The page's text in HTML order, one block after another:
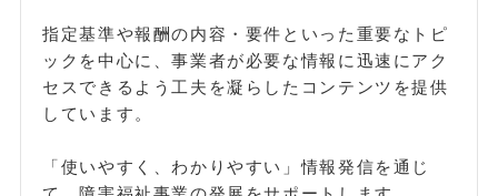
指定基準や報酬の内容・要件といった重要なトピ
ックを中心に、事業者が必要な情報に迅速にアク
セスできるよう工夫を凝らしたコンテンツを提供
しています。
「使いやすく、わかりやすい」情報発信を通じ